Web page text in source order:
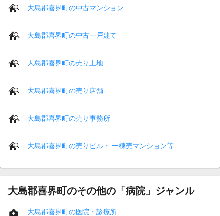
大島郡喜界町の中古マンション
大島郡喜界町の中古一戸建て
大島郡喜界町の売り土地
大島郡喜界町の売り店舗
大島郡喜界町の売り事務所
大島郡喜界町の売りビル・ 一棟売マンション等
大島郡喜界町のその他の「病院」ジャンル
大島郡喜界町の医院・診療所